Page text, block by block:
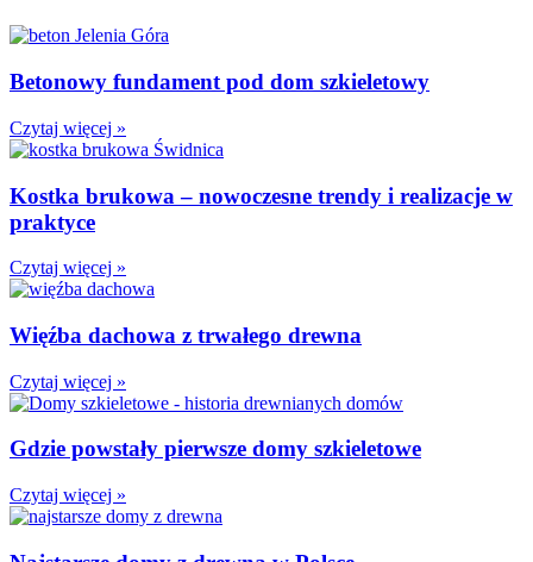
Betonowy fundament pod dom szkieletowy
Czytaj więcej »
Kostka brukowa – nowoczesne trendy i realizacje w
praktyce
Czytaj więcej »
Więźba dachowa z trwałego drewna
Czytaj więcej »
Gdzie powstały pierwsze domy szkieletowe
Czytaj więcej »